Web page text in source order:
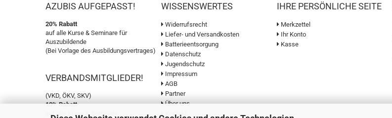
AZUBIS AUFGEPASST!
20% Rabatt
auf alle Kurse & Seminare für
Auszubildende
(Bei Vorlage des Ausbildungsvertrages)
VERBANDSMITGLIEDER!
(VKD, ÖKV, SKV)
10% Rabatt
auf alle Kurse & Seminare
WISSENSWERTES
Widerrufsrecht
Liefer- und Versandkosten
Batterieentsorgung
Datenschutz
Jugendschutz
Impressum
AGB
Partner
Über uns
Kontakt
IHRE PERSÖNLICHE SEITE
Merkzettel
Ihr Konto
Kasse